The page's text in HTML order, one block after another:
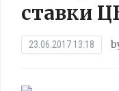
ставки
23.06.2017 13:18